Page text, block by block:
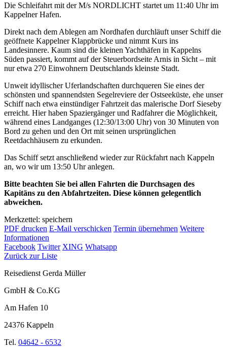
Die Schleifahrt mit der M/s NORDLICHT startet um 11:40 Uhr im
Kappelner Hafen.
Direkt nach dem Ablegen am Nordhafen durchläuft unser Schiff die
geöffnete Kappelner Klappbrücke und nimmt Kurs ins
Landesinnere. Kaum sind die kleinen Yachthäfen in Kappelns
Süden passiert, kommt auf der Steuerbordseite Arnis in Sicht – mit
nur etwa 270 Einwohnern Deutschlands kleinste Stadt.
Unweit idyllischer Uferlandschaften durchqueren Sie eines der
schönsten und spannendsten Segelreviere der Ostseeküste, ehe unser
Schiff nach etwa einstündiger Fahrtzeit das malerische Dorf Sieseby
erreicht. Hier haben Spaziergänger und Radfahrer die Möglichkeit,
während eines Landganges (12:30/13:00 Uhr) von 30 Minuten von
Bord zu gehen und den Ort mit seinen ursprünglichen
Reetdachhäusern zu erkunden.
Das Schiff setzt anschließend wieder zur Rückfahrt nach Kappeln
an, wo wir um 13:50 Uhr anlegen.
Bitte beachten Sie bei allen Fahrten die Durchsagen des
Kapitäns zu den Abfahrtzeiten. Diese können gelegentlich
abweichen.
Merkzettel: speichern
PDF drucken E-Mail verschicken Termin übernehmen Weitere
Informationen
Facebook Twitter XING Whatsapp
Zurück zur Liste
Reisedienst Gerda Müller
GmbH & Co.KG
Am Hafen 10
24376 Kappeln
Tel. 04642 - 6532